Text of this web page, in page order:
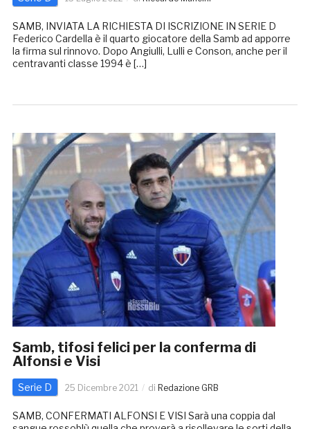
SAMB, INVIATA LA RICHIESTA DI ISCRIZIONE IN SERIE D
Federico Cardella è il quarto giocatore della Samb ad apporre
la firma sul rinnovo. Dopo Angiulli, Lulli e Conson, anche per il
centravanti classe 1994 è […]
Samb, tifosi felici per la conferma di
Alfonsi e Visi
Serie D 25 Dicembre 2021 di Redazione GRB
SAMB, CONFERMATI ALFONSI E VISI Sarà una coppia dal